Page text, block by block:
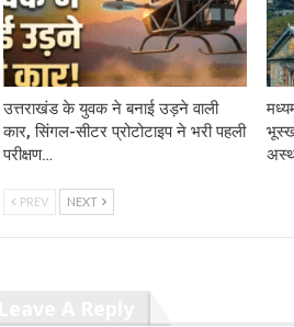
उत्तराखंड के युवक ने बनाई उड़ने वाली
कार, सिंगल-सीटर प्रोटोटाइप ने भरी पहली
परीक्षण…
PREV NEXT